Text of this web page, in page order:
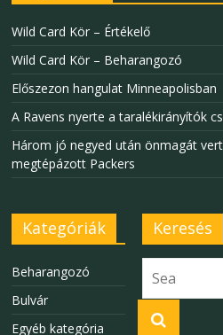
Wild Card Kör – Értékelő
Wild Card Kör – Beharangozó
Előszezon hangulat Minneapolisban
A Ravens nyerte a taralékirányítók
Három jó negyed után önmagát
megtépázott Packers
Kategóriák
Beharangozó
Bulvár
Egyéb kategória
Keresés